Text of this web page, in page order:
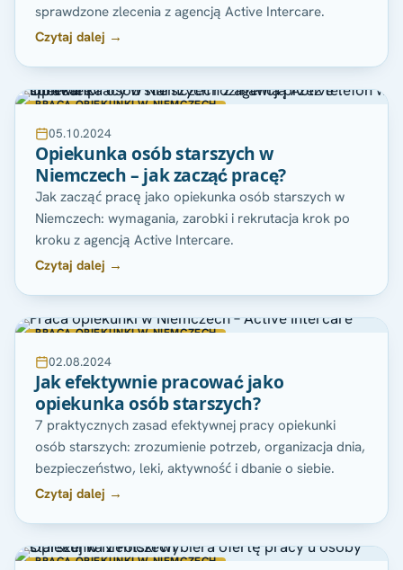
sprawdzone zlecenia z agencją Active Intercare.
Czytaj dalej →
PRACA OPIEKUNKI W NIEMCZECH
05.10.2024
Opiekunka osób starszych w
Niemczech – jak zacząć pracę?
Jak zacząć pracę jako opiekunka osób starszych w
Niemczech: wymagania, zarobki i rekrutacja krok po
kroku z agencją Active Intercare.
Czytaj dalej →
PRACA OPIEKUNKI W NIEMCZECH
02.08.2024
Jak efektywnie pracować jako
opiekunka osób starszych?
7 praktycznych zasad efektywnej pracy opiekunki
osób starszych: zrozumienie potrzeb, organizacja dnia,
bezpieczeństwo, leki, aktywność i dbanie o siebie.
Czytaj dalej →
PRACA OPIEKUNKI W NIEMCZECH